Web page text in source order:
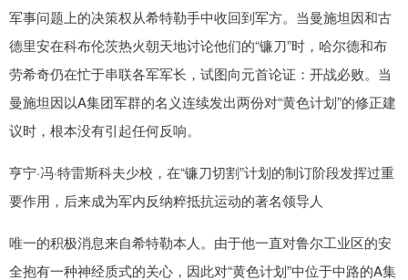
军事问题上的决策权从希特勒手中收回到军方。当曼施坦因和古
德里安在科布伦茨热火朝天地讨论他们的“镰刀”时，哈尔德和布
劳希奇仍在忙于串联各军军长，试图向元首论证：开战必败。当
曼施坦因以A集团军群的名义连续发出两份对“黄色计划”的修正建
议时，根本没有引起任何反响。
亨宁·冯·特雷斯科夫少校，在“镰刀切割”计划的制订阶段发挥过重
要作用，后来成为军内反纳粹抵抗运动的著名领导人
唯一的积极消息来自希特勒本人。由于他一直对鲁尔工业区的安
全抱有一种神经质式的关心，因此对“黄色计划”中位于中路的A集